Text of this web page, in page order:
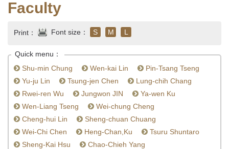
Faculty
Print： Font size： S M L
Quick menu：
Shu-min Chung
Wen-kai Lin
Pin-Tsang Tseng
Yu-ju Lin
Tsung-jen Chen
Lung-chih Chang
Rwei-ren Wu
Jungwon JIN
Ya-wen Ku
Wen-Liang Tseng
Wei-chung Cheng
Cheng-hui Lin
Sheng-chuan Chuang
Wei-Chi Chen
Heng-Chan,Ku
Tsuru Shuntaro
Sheng-Kai Hsu
Chao-Chieh Yang